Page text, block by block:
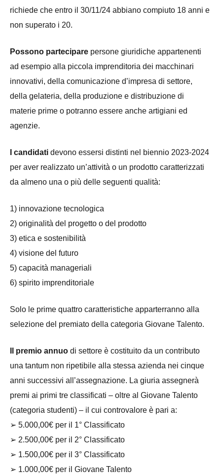
richiede che entro il 30/11/24 abbiano compiuto 18 anni e
non superato i 20.
Possono partecipare persone giuridiche appartenenti
ad esempio alla piccola imprenditoria dei macchinari
innovativi, della comunicazione d’impresa di settore,
della gelateria, della produzione e distribuzione di
materie prime o potranno essere anche artigiani ed
agenzie.
I candidati devono essersi distinti nel biennio 2023-2024
per aver realizzato un’attività o un prodotto caratterizzati
da almeno una o più delle seguenti qualità:
1) innovazione tecnologica
2) originalità del progetto o del prodotto
3) etica e sostenibilità
4) visione del futuro
5) capacità manageriali
6) spirito imprenditoriale
Solo le prime quattro caratteristiche apparterranno alla
selezione del premiato della categoria Giovane Talento.
Il premio annuo di settore è costituito da un contributo
una tantum non ripetibile alla stessa azienda nei cinque
anni successivi all’assegnazione. La giuria assegnerà
premi ai primi tre classificati – oltre al Giovane Talento
(categoria studenti) – il cui controvalore è pari a:
➢ 5.000,00€ per il 1° Classificato
➢ 2.500,00€ per il 2° Classificato
➢ 1.500,00€ per il 3° Classificato
➢ 1.000,00€ per il Giovane Talento